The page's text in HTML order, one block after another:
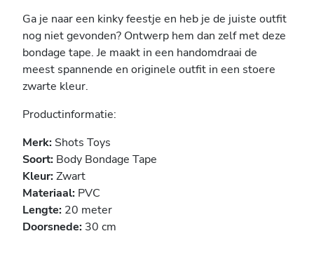
Ga je naar een kinky feestje en heb je de juiste outfit
nog niet gevonden? Ontwerp hem dan zelf met deze
bondage tape. Je maakt in een handomdraai de
meest spannende en originele outfit in een stoere
zwarte kleur.
Productinformatie:
Merk: Shots Toys
Soort: Body Bondage Tape
Kleur:Zwart
Materiaal: PVC
Lengte: 20 meter
Doorsnede: 30 cm